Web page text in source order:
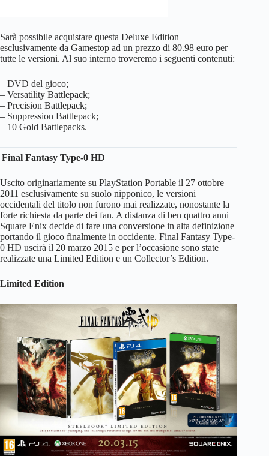
Sarà possibile acquistare questa Deluxe Edition
esclusivamente da Gamestop ad un prezzo di 80.98 euro per
tutte le versioni. Al suo interno troveremo i seguenti contenuti:
– DVD del gioco;
– Versatility Battlepack;
– Precision Battlepack;
– Suppression Battlepack;
– 10 Gold Battlepacks.
|Final Fantasy Type-0 HD|
Uscito originariamente su PlayStation Portable il 27 ottobre
2011 esclusivamente su suolo nipponico, le versioni
occidentali del titolo non furono mai realizzate, nonostante la
forte richiesta da parte dei fan. A distanza di ben quattro anni
Square Enix decide di fare una conversione in alta definizione
portando il gioco finalmente in occidente. Final Fantasy Type-
0 HD uscirà il 20 marzo 2015 e per l’occasione sono state
realizzate una Limited Edition e un Collector’s Edition.
Limited Edition